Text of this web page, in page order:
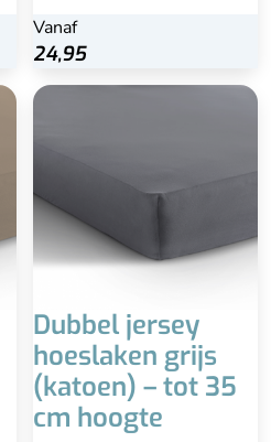
Vanaf
24,95
Bekijk
Dubbel jersey
hoeslaken grijs
(katoen) – tot 35
cm hoogte
2 persoons - 160/180 x
2 persoons - 190/200 x
200/220